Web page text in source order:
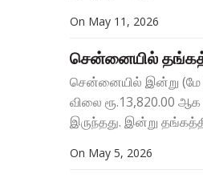
On May 11, 2026
சென்னையில்
சென்னையில் இன்று (மே
விலை ரூ.13,820.00
இருந்தது. இன்று
On May 5, 2026